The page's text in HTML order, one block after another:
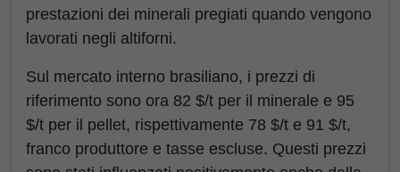
prestazioni dei minerali pregiati quando vengono
lavorati negli altiforni.
Sul mercato interno brasiliano, i prezzi di
riferimento sono ora 82 $/t per il minerale e 95
$/t per il pellet, rispettivamente 78 $/t e 91 $/t,
franco produttore e tasse escluse. Questi prezzi